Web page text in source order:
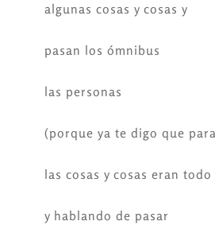
algunas cosas y cosas y
pasan los ómnibus
las personas
(porque ya te digo que
las cosas y cosas eran
y hablando de pasar